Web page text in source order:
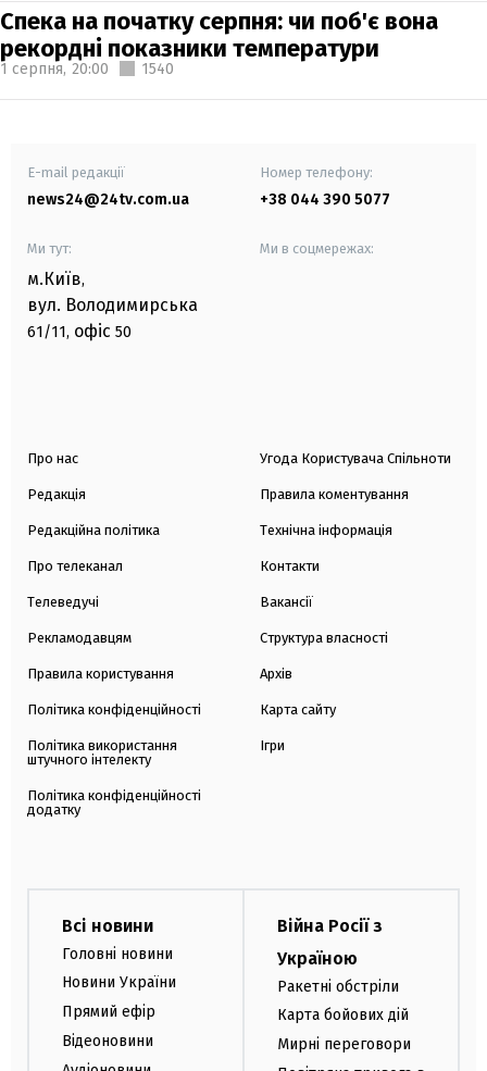
Спека на початку серпня: чи поб'є вона
рекордні показники температури
1 серпня, 20:00 1540
E-mail редакції
news24@24tv.com.ua
Номер телефону:
+38 044 390 5077
Ми тут:
м.Київ,
вул. Володимирська
61/11, офіс 50
Ми в соцмережах:
Про нас
Редакція
Редакційна політика
Про телеканал
Телеведучі
Рекламодавцям
Правила користування
Політика конфіденційності
Політика використання
штучного інтелекту
Політика конфіденційності
додатку
Угода Користувача Спільноти
Правила коментування
Технічна інформація
Контакти
Вакансії
Структура власності
Архів
Карта сайту
Ігри
Всі новини
Головні новини
Новини України
Прямий ефір
Відеоновини
Війна Росії з
Україною
Ракетні обстріли
Карта бойових дій
Мирні переговори